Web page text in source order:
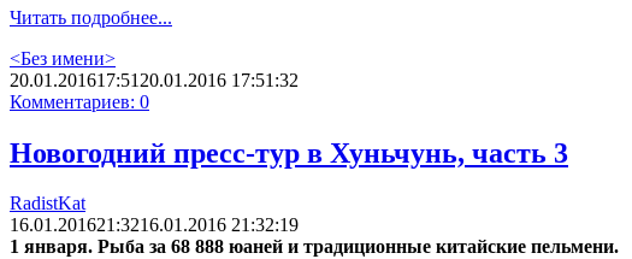
Читать подробнее...
<Без имени>
20.01.201617:51 20.01.2016 17:51:32
Комментариев: 0
Новогодний пресс-тур в Хуньчунь, часть 3
RadistKat
16.01.201621:3216.01.2016 21:32:19
1 января. Рыба за 68 888 юаней и традиционные китайские пельмени.